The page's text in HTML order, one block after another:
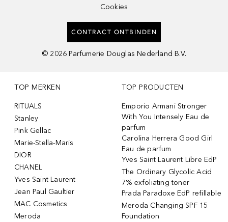
Cookies
CONTRACT ONTBINDEN
© 2026 Parfumerie Douglas Nederland B.V.
TOP MERKEN
RITUALS
Stanley
Pink Gellac
Marie-Stella-Maris
DIOR
CHANEL
Yves Saint Laurent
Jean Paul Gaultier
MAC Cosmetics
Meroda
TOP PRODUCTEN
Emporio Armani Stronger
With You Intensely Eau de
parfum
Carolina Herrera Good Girl
Eau de parfum
Yves Saint Laurent Libre EdP
The Ordinary Glycolic Acid
7% exfoliating toner
Prada Paradoxe EdP refillable
Meroda Changing SPF 15
Foundation